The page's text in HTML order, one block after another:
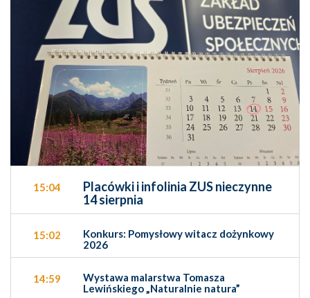
15:04
Placówki i infolinia ZUS nieczynne
14 sierpnia
15:02
Konkurs: Pomysłowy witacz dożynkowy
2026
14:59
Wystawa malarstwa Tomasza
Lewińskiego „Naturalnie natura”